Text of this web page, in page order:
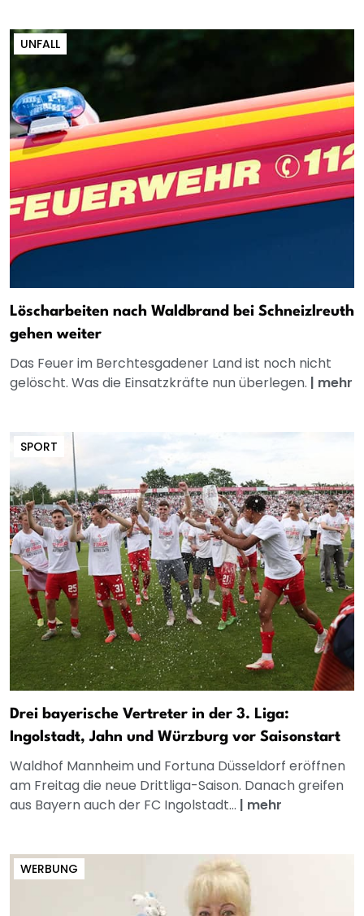
UNFALL
Löscharbeiten nach Waldbrand bei Schneizlreuth
gehen weiter
Das Feuer im Berchtesgadener Land ist noch nicht
gelöscht. Was die Einsatzkräfte nun überlegen. | mehr
SPORT
Drei bayerische Vertreter in der 3. Liga:
Ingolstadt, Jahn und Würzburg vor Saisonstart
Waldhof Mannheim und Fortuna Düsseldorf eröffnen
am Freitag die neue Drittliga-Saison. Danach greifen
aus Bayern auch der FC Ingolstadt... | mehr
WERBUNG